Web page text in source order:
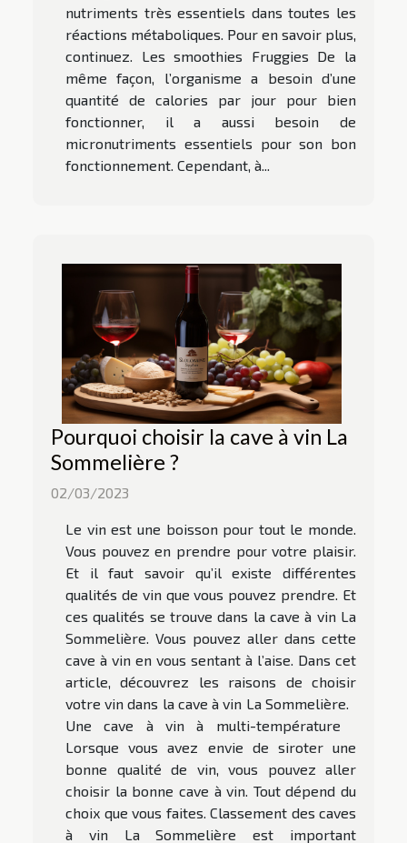
nutriments très essentiels dans toutes les
réactions métaboliques. Pour en savoir plus,
continuez. Les smoothies Fruggies De la
même façon, l’organisme a besoin d’une
quantité de calories par jour pour bien
fonctionner, il a aussi besoin de
micronutriments essentiels pour son bon
fonctionnement. Cependant, à...
Pourquoi choisir la cave à vin La
Sommelière ?
02/03/2023
Le vin est une boisson pour tout le monde.
Vous pouvez en prendre pour votre plaisir.
Et il faut savoir qu’il existe différentes
qualités de vin que vous pouvez prendre. Et
ces qualités se trouve dans la cave à vin La
Sommelière. Vous pouvez aller dans cette
cave à vin en vous sentant à l’aise. Dans cet
article, découvrez les raisons de choisir
votre vin dans la cave à vin La Sommelière.
Une cave à vin à multi-température
Lorsque vous avez envie de siroter une
bonne qualité de vin, vous pouvez aller
choisir la bonne cave à vin. Tout dépend du
choix que vous faites. Classement des caves
à vin La Sommelière est important